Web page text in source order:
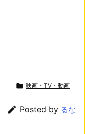
 映画・TV・動画
 Posted by るな